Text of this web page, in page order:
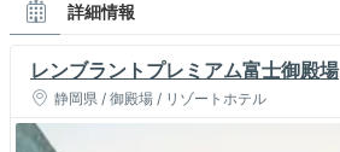
詳細情報
レンブラントプレミアム富士御殿場
静岡県 / 御殿場 / リゾートホテル